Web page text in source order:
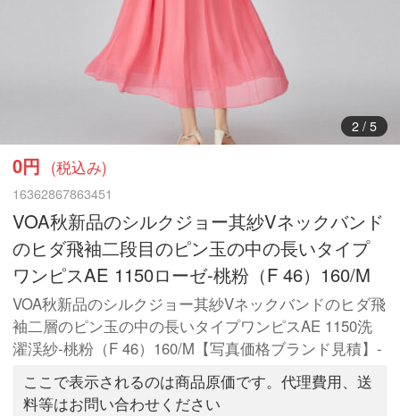
3/ 5
0円 (税込み)
16362867863451
VOA秋新品のシルクジョー其紗Vネックバンド
のヒダ飛袖二段目のピン玉の中の長いタイプ
ワンピスAE 1150ローゼ-桃粉（F 46）160/M
VOA秋新品のシルクジョー其紗Vネックバンドのヒダ飛
袖二層のピン玉の中の長いタイプワンピスAE 1150洗
濯渓紗-桃粉（F 46）160/M【写真価格ブランド見積】-
ここで表示されるのは商品原価です。代理費用、送
料等はお問い合わせください